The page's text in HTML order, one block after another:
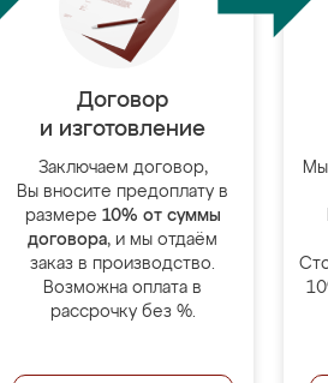
Договор
и изготовление
Заключаем договор,
Вы вносите предоплату в
размере 10% от суммы
договора, и мы отдаём
заказ в производство.
Возможна оплата в
рассрочку без %.